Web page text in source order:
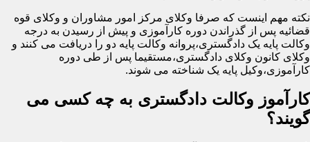
نکته مهم اینست که صرفا وکلای مرکز امور مشاوران و وکلای قوه
قضائیه پس از گذراندن دوره کارآموزی و پیش از رسیدن به درجه
وکالت پایه یک دادگستری،پروانه وکالت پایه دو را دریافت می کنند و
وکلای کانون وکلای دادگستری،مستقیما پس از طی دوره
کارآموزی،وکیل پایه یک شناخته می شوند.
کارآموز وکالت دادگستری به چه کسی می
گویند؟